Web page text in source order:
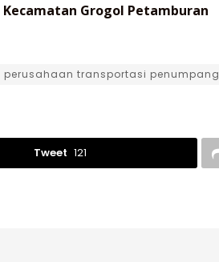
Kecamatan Grogol Petamburan
perusahaan transportasi penumpang
Tweet 121